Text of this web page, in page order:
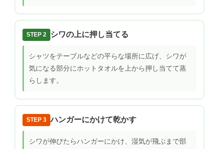
STEP 2 シワの上に押し当てる
シャツをテーブルなどの平らな場所に広げ、シワが
気になる部分にホットタオルを上から押し当てて蒸
らします。
STEP 3 ハンガーにかけて乾かす
シワが伸びたらハンガーにかけ、湿気が飛ぶまで部